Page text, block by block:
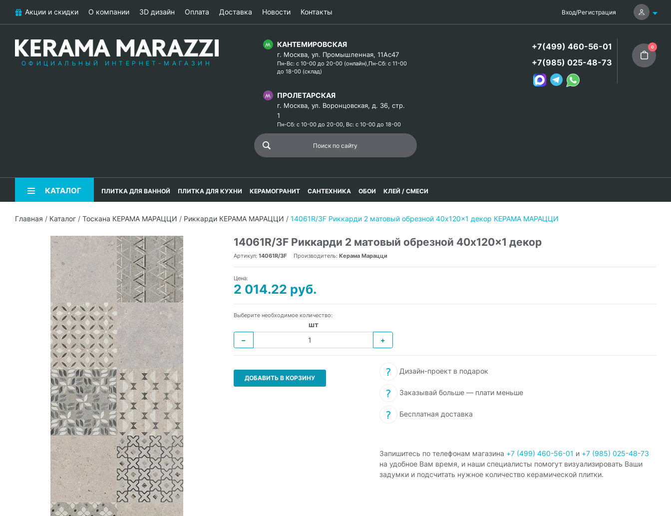
Акции и скидки О компании 3D дизайн Оплата Доставка Новости Контакты Вход/Регистрация
ОФИЦИАЛЬНЫЙ ИНТЕРНЕТ-МАГАЗИН
КАНТЕМИРОВСКАЯ
г. Москва, ул. Промышленная, 11Ас47
Пн-Вс: с 10-00 до 20-00 (онлайн),Пн-Сб: с 11-00
до 18-00 (склад)
ПРОЛЕТАРСКАЯ
г. Москва, ул. Воронцовская, д. 36, стр.
1
Пн-Сб: с 10-00 до 20-00, Вс: с 10-00 до 18-00
+7(499) 460-56-01
+7(985) 025-48-73
0
КАТАЛОГ ПЛИТКА ДЛЯ ВАННОЙ ПЛИТКА ДЛЯ КУХНИ КЕРАМОГРАНИТ САНТЕХНИКА ОБОИ КЛЕЙ / СМЕСИ
Главная / Каталог / Тоскана КЕРАМА МАРАЦЦИ / Риккарди КЕРАМА МАРАЦЦИ / 14061R/3F Риккарди 2 матовый обрезной 40x120x1 декор КЕРАМА МАРАЦЦИ
14061R/3F Риккарди 2 матовый обрезной 40x120x1 декор
Артикул: 14061R/3F Производитель: Керама Марацци
Цена:
2 014.22 руб.
Выберите необходимое количество:
шт
−
+
ДОБАВИТЬ В КОРЗИНУ
Дизайн-проект в подарок
Заказывай больше — плати меньше
Бесплатная доставка
Запишитесь по телефонам магазина +7 (499) 460-56-01 и +7 (985) 025-48-73
на удобное Вам время, и наши специалисты помогут визуализировать Ваши
задумки и подсчитать нужное количество керамической плитки.